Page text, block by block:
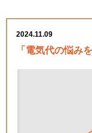
2024.11.09
「電気代の悩み